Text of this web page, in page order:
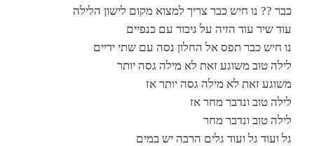
כבר ?? נו חיש כבר צריך למצוא מקום לישון הלילה
עוד שיר עוד הזיה על גיבור עם כנפיים
נו חיש כבר תפס אל החלון נסה עם שתי ידיים
לילה טוב משוגע זאת לא מילה גסה יותר
משוגע זאת לא מילה גסה יותר אז
לילה טוב ונדבר מחר אז
לילה טוב ונדבר מחר
גל ועוד גל ועוד גלים הרבה יש במים